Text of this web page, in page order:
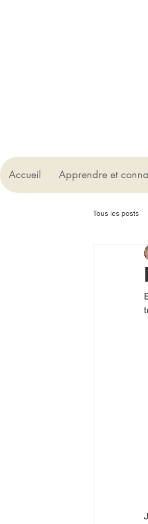
Accueil Apprendre et
Tous les posts